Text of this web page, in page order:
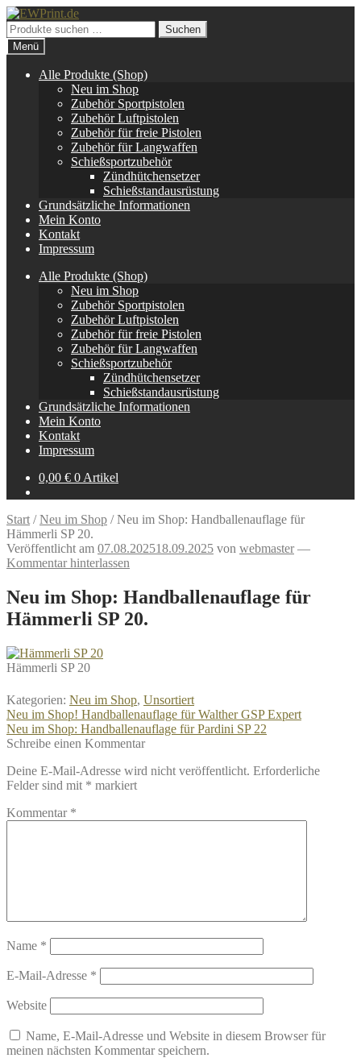
Zur
Navigation
springen
Zum
Inhalt
springen
Suchen
nach:
Suchen
Menü
Alle Produkte (Shop)
Neu im Shop
Zubehör Sportpistolen
Zubehör Luftpistolen
Zubehör für freie Pistolen
Zubehör für Langwaffen
Schießsportzubehör
Zündhütchensetzer
Schießstandausrüstung
Grundsätzliche Informationen
Mein Konto
Kontakt
Impressum
Alle Produkte (Shop)
Neu im Shop
Zubehör Sportpistolen
Zubehör Luftpistolen
Zubehör für freie Pistolen
Zubehör für Langwaffen
Schießsportzubehör
Zündhütchensetzer
Schießstandausrüstung
Grundsätzliche Informationen
Mein Konto
Kontakt
Impressum
0,00 € 0 Artikel
Start /Neu im Shop /Neu im Shop: Handballenauflage für
Hämmerli SP 20.
Veröffentlicht am 07.08.202518.09.2025 von webmaster —
Kommentar hinterlassen
Neu im Shop: Handballenauflage für
Hämmerli SP 20.
Hämmerli SP 20
Kategorien: Neu im Shop, Unsortiert
Beitragsnavigation
Vorheriger
Beitrag:
Neu im Shop! Handballenauflage für Walther GSP Expert
Nächster
Beitrag:
Neu im Shop: Handballenauflage für Pardini SP 22
Schreibe einen Kommentar
Deine E-Mail-Adresse wird nicht veröffentlicht. Erforderliche
Felder sind mit * markiert
Kommentar *
Name *
E-Mail-Adresse *
Website
Name, E-Mail-Adresse und Website in diesem Browser für
meinen nächsten Kommentar speichern.